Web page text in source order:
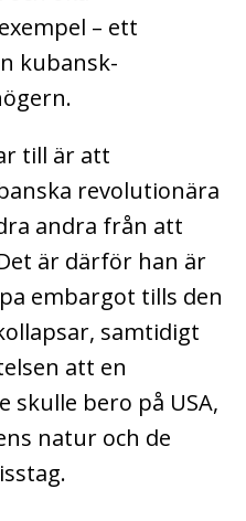
– ett
kubansk-
till är att
revolutionära
andra från att
är därför han är
embargot tills den
samtidigt
att en
skulle bero på USA,
natur och de